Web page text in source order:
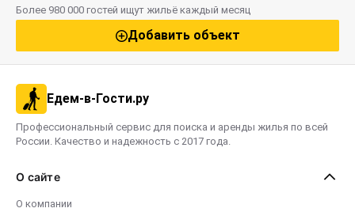
Более 980 000 гостей ищут жильё каждый месяц
Добавить объект
Едем-в-Гости.ру
Профессиональный сервис для поиска и аренды жилья по всей
России. Качество и надежность с 2017 года.
О сайте
О компании